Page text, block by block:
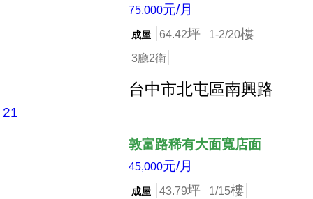
75,000元/月
成屋 64.42坪 1-2/20樓
3廳2衛
台中市北屯區南興路
店長推薦
21
敦富路稀有大面寬店面
45,000元/月
成屋 43.79坪 1/15樓